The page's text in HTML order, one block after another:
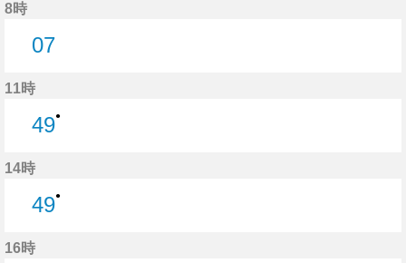
8時
07
11時
49●
14時
49●
16時